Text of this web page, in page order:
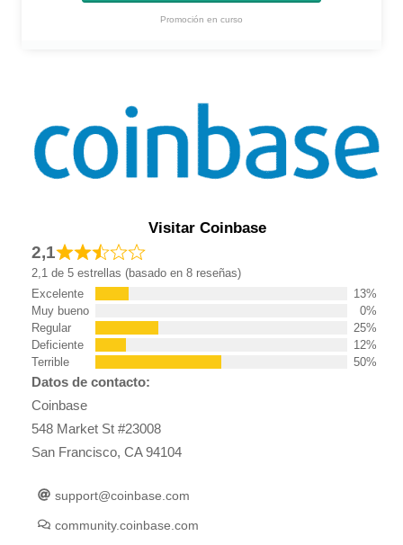
Promoción en curso
Visitar Coinbase
2,1
2,1 de 5 estrellas (basado en 8 reseñas)
Excelente
13%
Muy bueno
0%
Regular
25%
Deficiente
12%
Terrible
50%
Datos de contacto:
Coinbase
548 Market St #23008
San Francisco, CA 94104
support@coinbase.com
community.coinbase.com